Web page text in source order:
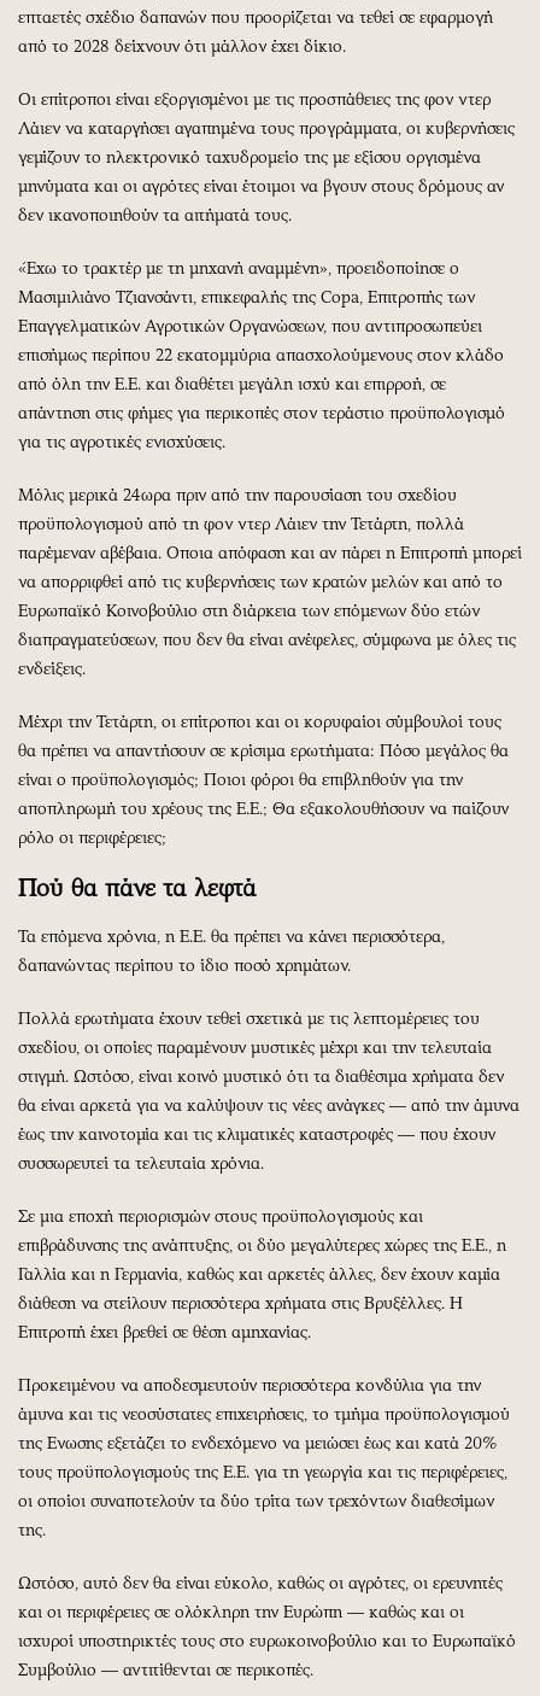
επταετές σχέδιο δαπανών που προορίζεται να τεθεί σε εφαρμογή
από το 2028 δείχνουν ότι μάλλον έχει δίκιο.
Οι επίτροποι είναι εξοργισμένοι με τις προσπάθειες της φον ντερ
Λάιεν να καταργήσει αγαπημένα τους προγράμματα, οι κυβερνήσεις
γεμίζουν το ηλεκτρονικό ταχυδρομείο της με εξίσου οργισμένα
μηνύματα και οι αγρότες είναι έτοιμοι να βγουν στους δρόμους αν
δεν ικανοποιηθούν τα αιτήματά τους.
«Έχω το τρακτέρ με τη μηχανή αναμμένη», προειδοποίησε ο
Μασιμιλιάνο Τζιανσάντι, επικεφαλής της Copa, Επιτροπής των
Επαγγελματικών Αγροτικών Οργανώσεων, που αντιπροσωπεύει
επισήμως περίπου 22 εκατομμύρια απασχολούμενους στον κλάδο
από όλη την Ε.Ε. και διαθέτει μεγάλη ισχύ και επιρροή, σε
απάντηση στις φήμες για περικοπές στον τεράστιο προϋπολογισμό
για τις αγροτικές ενισχύσεις.
Μόλις μερικά 24ωρα πριν από την παρουσίαση του σχεδίου
προϋπολογισμού από τη φον ντερ Λάιεν την Τετάρτη, πολλά
παρέμεναν αβέβαια. Οποια απόφαση και αν πάρει η Επιτροπή μπορεί
να απορριφθεί από τις κυβερνήσεις των κρατών μελών και από το
Ευρωπαϊκό Κοινοβούλιο στη διάρκεια των επόμενων δύο ετών
διαπραγματεύσεων, που δεν θα είναι ανέφελες, σύμφωνα με όλες τις
ενδείξεις.
Μέχρι την Τετάρτη, οι επίτροποι και οι κορυφαίοι σύμβουλοί τους
θα πρέπει να απαντήσουν σε κρίσιμα ερωτήματα: Πόσο μεγάλος θα
είναι ο προϋπολογισμός; Ποιοι φόροι θα επιβληθούν για την
αποπληρωμή του χρέους της Ε.Ε.; Θα εξακολουθήσουν να παίζουν
ρόλο οι περιφέρειες;
Πού θα πάνε τα λεφτά
Τα επόμενα χρόνια, η Ε.Ε. θα πρέπει να κάνει περισσότερα,
δαπανώντας περίπου το ίδιο ποσό χρημάτων.
Πολλά ερωτήματα έχουν τεθεί σχετικά με τις λεπτομέρειες του
σχεδίου, οι οποίες παραμένουν μυστικές μέχρι και την τελευταία
στιγμή. Ωστόσο, είναι κοινό μυστικό ότι τα διαθέσιμα χρήματα δεν
θα είναι αρκετά για να καλύψουν τις νέες ανάγκες ― από την άμυνα
έως την καινοτομία και τις κλιματικές καταστροφές ― που έχουν
συσσωρευτεί τα τελευταία χρόνια.
Σε μια εποχή περιορισμών στους προϋπολογισμούς και
επιβράδυνσης της ανάπτυξης, οι δύο μεγαλύτερες χώρες της Ε.Ε., η
Γαλλία και η Γερμανία, καθώς και αρκετές άλλες, δεν έχουν καμία
διάθεση να στείλουν περισσότερα χρήματα στις Βρυξέλλες. Η
Επιτροπή έχει βρεθεί σε θέση αμηχανίας.
Προκειμένου να αποδεσμευτούν περισσότερα κονδύλια για την
άμυνα και τις νεοσύστατες επιχειρήσεις, το τμήμα προϋπολογισμού
της Ενωσης εξετάζει το ενδεχόμενο να μειώσει έως και κατά 20%
τους προϋπολογισμούς της Ε.Ε. για τη γεωργία και τις περιφέρειες,
οι οποίοι συναποτελούν τα δύο τρίτα των τρεχόντων διαθεσίμων
της.
Ωστόσο, αυτό δεν θα είναι εύκολο, καθώς οι αγρότες, οι ερευνητές
και οι περιφέρειες σε ολόκληρη την Ευρώπη ― καθώς και οι
ισχυροί υποστηρικτές τους στο ευρωκοινοβούλιο και το Ευρωπαϊκό
Συμβούλιο ― αντιτίθενται σε περικοπές.